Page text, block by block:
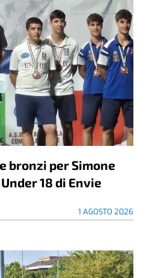
bronzi per Simone
18 di Envie
1 AGOSTO 2026